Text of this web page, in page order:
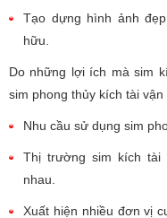
Tạo dựng hình ảnh
hữu.
Do những lợi ích mà sim
sim phong thủy kích tài
Nhu cầu sử dụng sim
Thị trường sim kích tài
nhau.
Xuất hiện nhiều đơn vị